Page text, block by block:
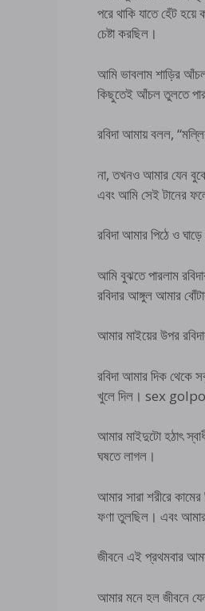
পরে থাকি যাতে হেঁট
চেষ্টা করছিল।
আমি ভাবলাম শাড়ির
কিছুতেই আঁচল তুলতে
রবিদা আমায় বলল,
না, তখনও আমার যেন
এবং আমি সেই টানের
রবিদা আমার পিঠে ও
আমি বুঝতে পারলাম
রবিদার আঙ্গুল আমার
আমার মাইয়ের উপর
রবিদা আমার দিক থেকে
খুলে দিল। sex golpo
আমার মাইদুটো হঠাৎ
ঘষতে লাগল।
আমার সারা শরীরে
ফণা তুলছিল। এবং আমার
জীবনে এই প্রথমবার
আমার মনে হল জীবনে